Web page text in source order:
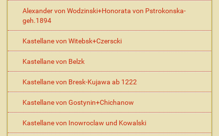
Alexander von Wodzinski+Honorata von Pstrokonska-
geh.1894
Kastellane von Witebsk+Czerscki
Kastellane von Belzk
Kastellane von Bresk-Kujawa ab 1222
Kastellane von Gostynin+Chichanow
Kastellane von Inowroclaw und Kowalski